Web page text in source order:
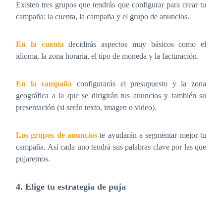
Existen tres grupos que tendrás que configurar para crear tu
campaña: la cuenta, la campaña y el grupo de anuncios.
En la cuenta decidirás aspectos muy básicos como el
idioma, la zona horaria, el tipo de moneda y la facturación.
En la campaña configurarás el presupuesto y la zona
geográfica a la que se dirigirán tus anuncios y también su
presentación (si serán texto, imagen o video).
Los grupos de anuncios te ayudarán a segmentar mejor tu
campaña. Así cada uno tendrá sus palabras clave por las que
pujaremos.
4. Elige tu estrategia de puja